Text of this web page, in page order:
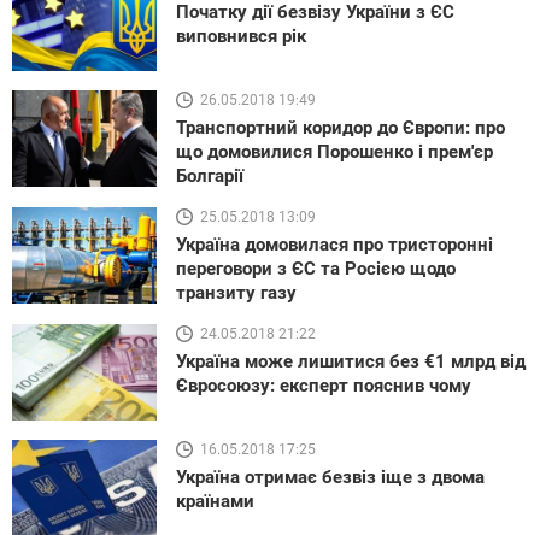
Початку дії безвізу України з ЄС
виповнився рік
26.05.2018 19:49
Транспортний коридор до Європи: про
що домовилися Порошенко і прем'єр
Болгарії
25.05.2018 13:09
Україна домовилася про тристоронні
переговори з ЄС та Росією щодо
транзиту газу
24.05.2018 21:22
Україна може лишитися без €1 млрд від
Євросоюзу: експерт пояснив чому
16.05.2018 17:25
Україна отримає безвіз іще з двома
країнами